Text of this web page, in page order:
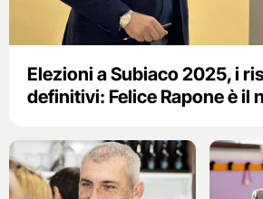
Elezioni a Subiaco 2025, i
definitivi: Felice Rapone è il